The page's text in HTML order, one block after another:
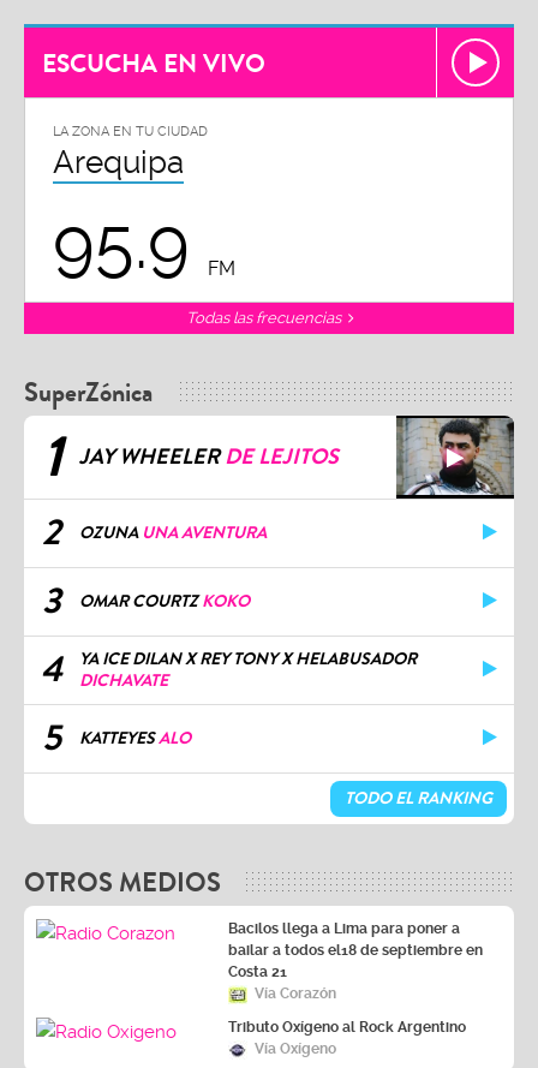
ESCUCHA EN VIVO
LA ZONA EN TU CIUDAD
Arequipa
95.9 FM
Todas las frecuencias
SuperZónica
1 JAY WHEELERDE LEJITOS
2 OZUNA UNA AVENTURA
3 OMAR COURTZKOKO
4
YA ICE DILAN X REY TONY X HELABUSADOR
DICHAVATE
5 KATTEYESALO
TODO EL RANKING
OTROS MEDIOS
Bacilos llega a Lima para poner a
bailar a todos el18 de septiembre en
Costa 21
Vía Corazón
Tributo Oxígeno al Rock Argentino
Vía Oxígeno